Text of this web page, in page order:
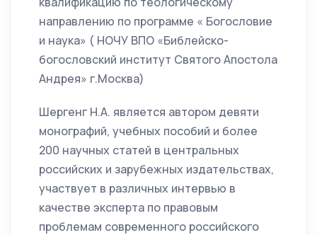
направлению по программе « Богословие
и наука» ( НОЧУ ВПО «Библейско-
богословский институт Святого Апостола
Андрея» г.Москва)
Шергенг Н.А. является автором девяти
монографий, учебных пособий и более
200 научных статей в центральных
российских и зарубежных издательствах,
участвует в различных интервью в
качестве эксперта по правовым
проблемам современного российского